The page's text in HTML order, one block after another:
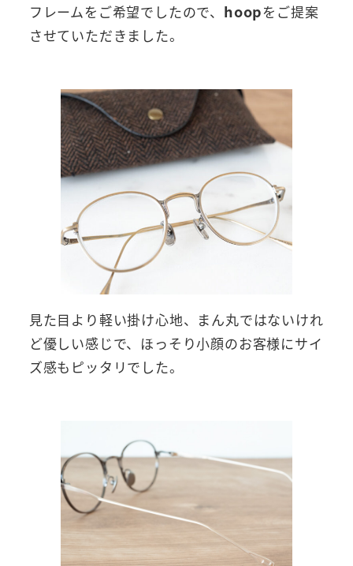
フレームをご希望でしたので、 hoopをご提案
させていただきました。
見た目より軽い掛け心地、まん丸ではないけれ
ど優しい感じで、ほっそり小顔のお客様にサイ
ズ感もピッタリでした。